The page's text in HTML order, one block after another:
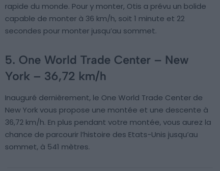
rapide du monde. Pour y monter, Otis a prévu un bolide
capable de monter à 36 km/h, soit 1 minute et 22
secondes pour monter jusqu’au sommet.
5. One World Trade Center – New
York – 36,72 km/h
Inauguré dernièrement, le One World Trade Center de
New York vous propose une montée et une descente à
36,72 km/h. En plus pendant votre montée, vous aurez la
chance de parcourir l’histoire des Etats-Unis jusqu’au
sommet, à 541 mètres.